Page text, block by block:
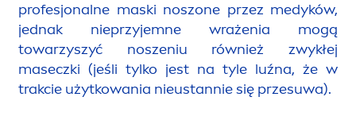
profesjonalne maski noszone przez medyków,
jednak nieprzyjemne wrażenia mogą
towarzyszyć noszeniu również zwykłej
maseczki (jeśli tylko jest na tyle luźna, że w
trakcie użytkowania nieustannie się przesuwa).